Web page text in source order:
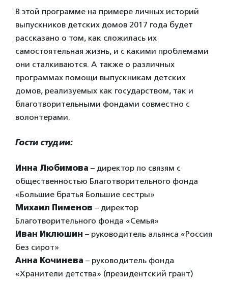
В этой программе на примере личных историй
выпускников детских домов 2017 года будет
рассказано о том, как сложилась их
самостоятельная жизнь, и с какими проблемами
они сталкиваются. А также о различных
программах помощи выпускникам детских
домов, реализуемых как государством, так и
благотворительными фондами совместно с
волонтерами.
Гости студии:
Инна Любимова – директор по связям с
общественностью Благотворительного фонда
«Большие братья Большие сестры»
Михаил Пименов – директор
Благотворительного фонда «Семья»
Иван Иклюшин – руководитель альянса «Россия
без сирот»
Анна Кочинева – руководитель фонда
«Хранители детства» (президентский грант)